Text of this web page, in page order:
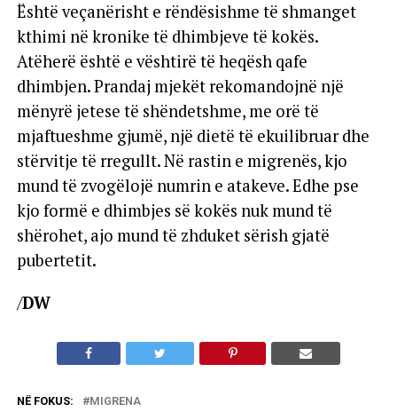
Është veçanërisht e rëndësishme të shmanget
kthimi në kronike të dhimbjeve të kokës.
Atëherë është e vështirë të heqësh qafe
dhimbjen. Prandaj mjekët rekomandojnë një
mënyrë jetese të shëndetshme, me orë të
mjaftueshme gjumë, një dietë të ekuilibruar dhe
stërvitje të rregullt. Në rastin e migrenës, kjo
mund të zvogëlojë numrin e atakeve. Edhe pse
kjo formë e dhimbjes së kokës nuk mund të
shërohet, ajo mund të zhduket sërish gjatë
pubertetit.
/DW
NË FOKUS: MIGRENA